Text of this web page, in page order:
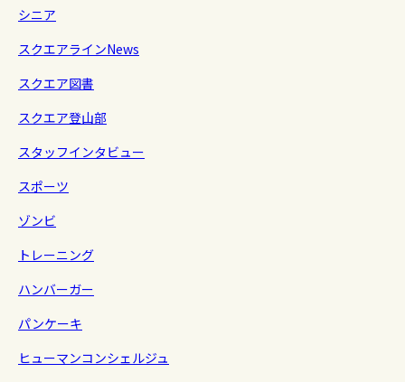
シニア
スクエアラインNews
スクエア図書
スクエア登山部
スタッフインタビュー
スポーツ
ゾンビ
トレーニング
ハンバーガー
パンケーキ
ヒューマンコンシェルジュ